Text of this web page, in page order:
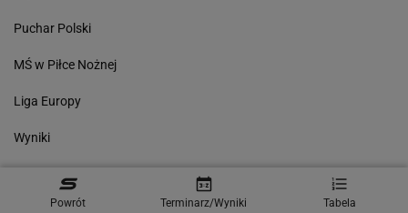
Powrót Terminarz/Wyniki Tabela
Puchar Polski
MŚ w Piłce Nożnej
Liga Europy
Wyniki